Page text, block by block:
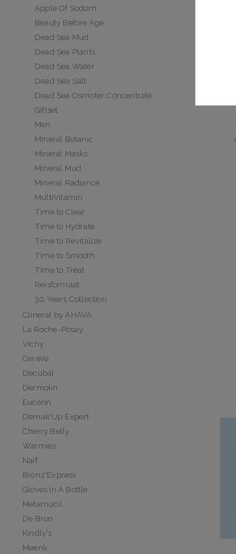
Apple Of Sodom
Beauty Before Age
Dead Sea Mud
Dead Sea Plants
Dead Sea Water
Dead Sea Salt
Dead Sea Osmoter Concentrate
Giftset
Men
Mineral Botanic
Mineral Masks
Mineral Mud
Mineral Radiance
MultiVitamin
Time to Clear
Time to Hydrate
Time to Revitalize
Time to Smooth
Time to Treat
Reisformaat
30 Years Collection
Clineral by AHAVA
La Roche-Posay
Vichy
CeraVe
Decubal
Dermolin
Eucerin
Demak'Up Expert
Cherry Belly
Warmies
Naïf
Bronz'Express
Gloves In A Bottle
Metamucil
De Bron
Kindly's
Meenk